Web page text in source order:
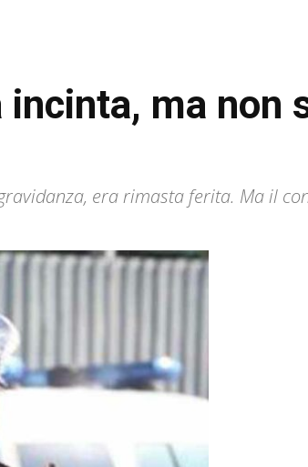
ma non
era rimasta ferita. Ma il